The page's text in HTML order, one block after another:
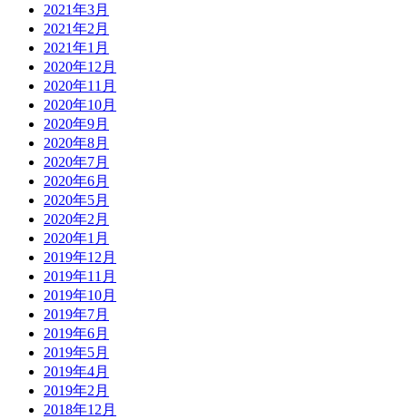
2021年3月
2021年2月
2021年1月
2020年12月
2020年11月
2020年10月
2020年9月
2020年8月
2020年7月
2020年6月
2020年5月
2020年2月
2020年1月
2019年12月
2019年11月
2019年10月
2019年7月
2019年6月
2019年5月
2019年4月
2019年2月
2018年12月